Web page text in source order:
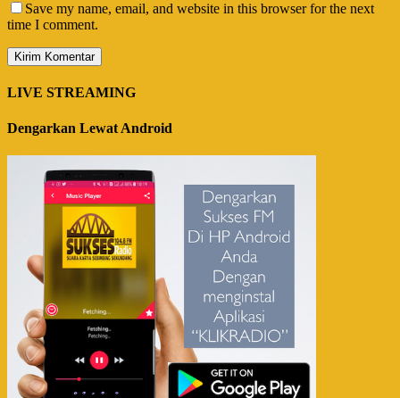
Save my name, email, and website in this browser for the next
time I comment.
LIVE STREAMING
Dengarkan Lewat Android